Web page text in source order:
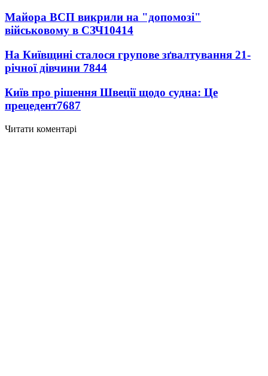
Майора ВСП викрили на "допомозі"
військовому в СЗЧ10414
На Київщині сталося групове зґвалтування 21-
річної дівчини 7844
Київ про рішення Швеції щодо судна: Це
прецедент7687
Читати коментарі